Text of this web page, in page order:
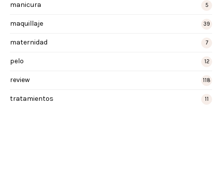
manicura 5
maquillaje 39
maternidad 7
pelo 12
review 118
tratamientos 11